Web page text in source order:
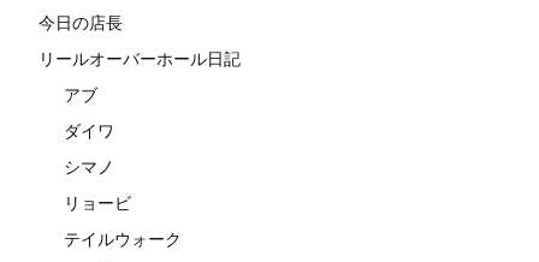
今日の店長
リールオーバーホール日記
アブ
ダイワ
シマノ
リョービ
テイルウォーク